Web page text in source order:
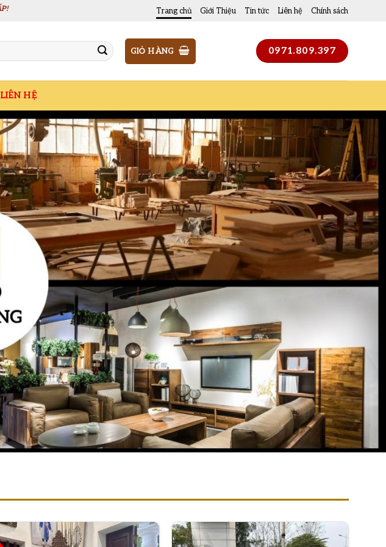
TINH HOA GỖ QUÝ – KIẾN TẠO KHÔNG GIAN ĐẲNG CẤP!
Trang chủ Giới Thiệu Tin tức Liên hệ Chính sách
GIỎ HÀNG 0971.809.397
LIÊN HỆ